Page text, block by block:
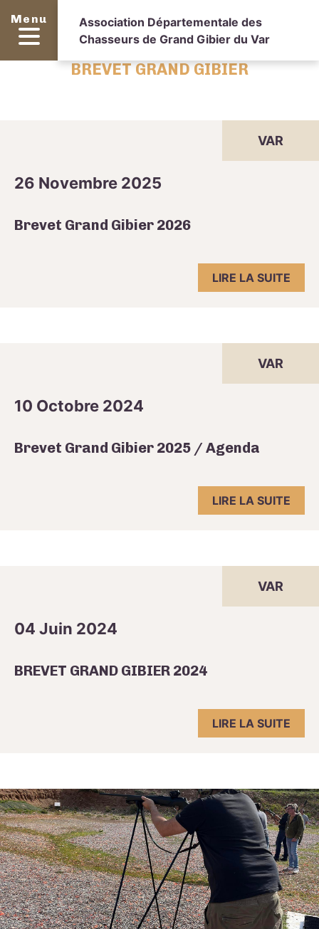
Menu
Association Départementale des
Chasseurs de Grand Gibier du Var
BREVET GRAND GIBIER
VAR
26 Novembre 2025
Brevet Grand Gibier 2026
LIRE LA SUITE
VAR
10 Octobre 2024
Brevet Grand Gibier 2025 / Agenda
LIRE LA SUITE
VAR
04 Juin 2024
BREVET GRAND GIBIER 2024
LIRE LA SUITE